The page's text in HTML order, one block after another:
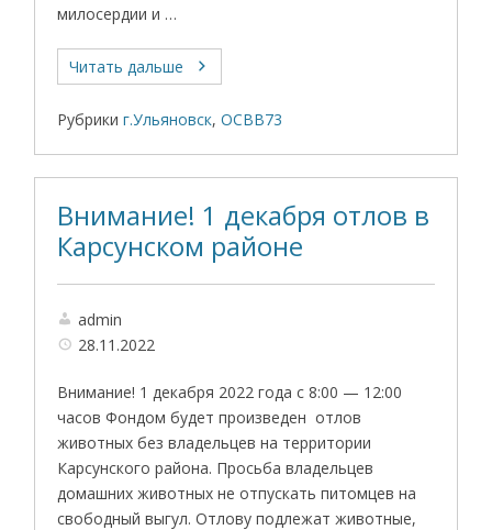
милосердии и …
Читать дальше
Рубрики г.Ульяновск,ОСВВ73
Внимание! 1 декабря отлов в
Карсунском районе
admin
28.11.2022
Внимание! 1 декабря 2022 года с 8:00 — 12:00
часов Фондом будет произведен отлов
животных без владельцев на территории
Карсунского района. Просьба владельцев
домашних животных не отпускать питомцев на
свободный выгул. Отлову подлежат животные,